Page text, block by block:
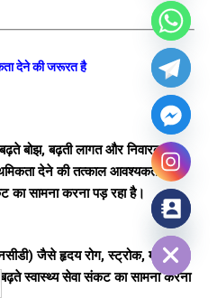
देने की जरूरत है
बोझ, बढ़ती लागत और निवारक
देने की तत्काल आवश्यकता के
का सामना करना पड़ रहा है।
जैसे हृदय रोग, स्ट्रोक, मधुमेह
स्वास्थ्य सेवा संकट का सामना करना
Hide chaty